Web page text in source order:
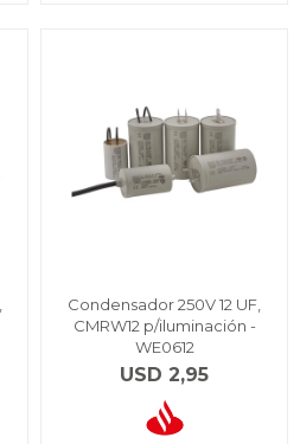
Condensador 250V 12 UF,
CMRW12 p/iluminación -
WE0612
USD 2,95